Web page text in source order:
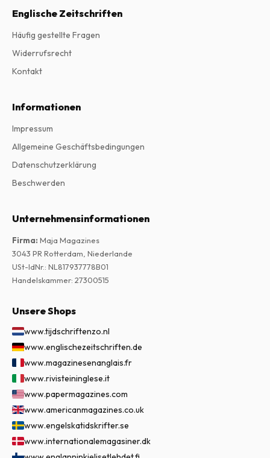
Englische Zeitschriften
Häufig gestellte Fragen
Widerrufsrecht
Kontakt
Informationen
Impressum
Allgemeine Geschäftsbedingungen
Datenschutzerklärung
Beschwerden
Unternehmensinformationen
Firma: Maja Magazines
3043 PR Rotterdam, Niederlande
USt-IdNr.: NL817937778B01
Handelskammer: 27300515
Unsere Shops
www.tijdschriftenzo.nl
www.englischezeitschriften.de
www.magazinesenanglais.fr
www.rivisteininglese.it
www.papermagazines.com
www.americanmagazines.co.uk
www.engelskatidskrifter.se
www.internationalemagasiner.dk